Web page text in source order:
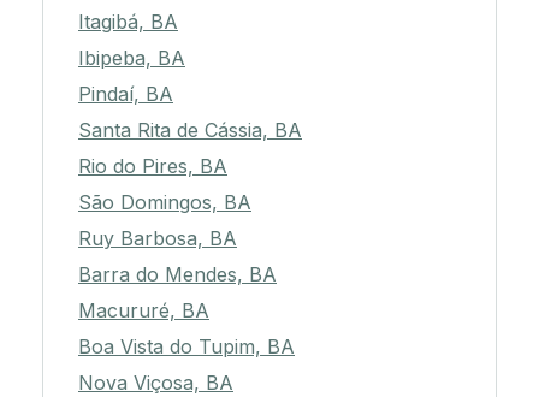
Itagibá, BA
Ibipeba, BA
Pindaí, BA
Santa Rita de Cássia, BA
Rio do Pires, BA
São Domingos, BA
Ruy Barbosa, BA
Barra do Mendes, BA
Macururé, BA
Boa Vista do Tupim, BA
Nova Viçosa, BA